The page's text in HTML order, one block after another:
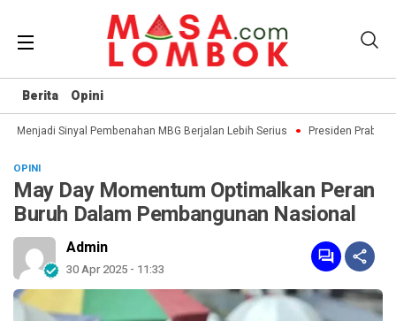
Berita Opini
Menjadi Sinyal Pembenahan MBG Berjalan Lebih Serius Presiden Prabowo
OPINI
May Day Momentum Optimalkan Peran
Buruh Dalam Pembangunan Nasional
Admin
30 Apr 2025 - 11:33